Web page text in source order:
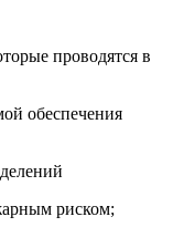
проводятся в
обеспечения
риском;